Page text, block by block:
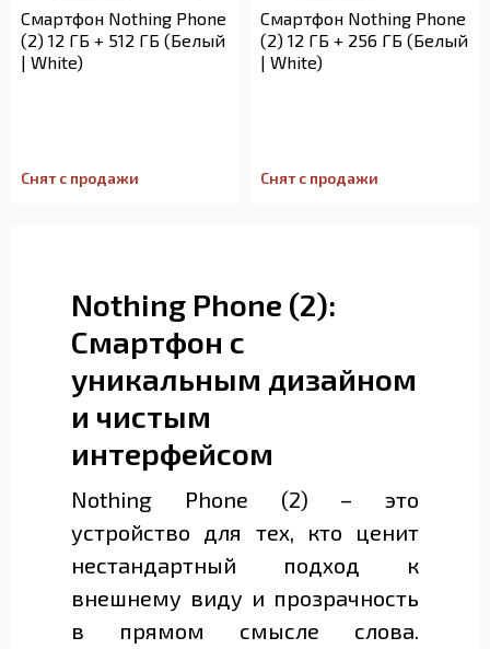
Смартфон Nothing Phone
(2) 12 ГБ + 512 ГБ (Белый
| White)
Снят с продажи
Смартфон Nothing Phone
(2) 12 ГБ + 256 ГБ (Белый
| White)
Снят с продажи
Nothing Phone (2):
Смартфон с
уникальным дизайном
и чистым
интерфейсом
Nothing Phone (2) – это
устройство для тех, кто ценит
нестандартный подход к
внешнему виду и прозрачность
в прямом смысле слова.